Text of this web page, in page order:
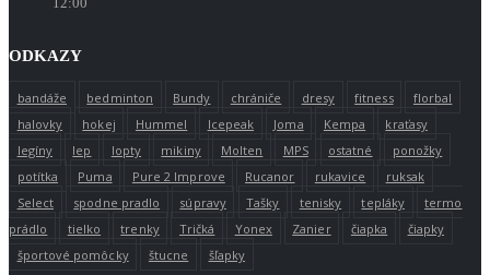
ODKAZY
bandáže bedminton Bundy chrániče dresy fitness
florbal
halovky
hokej Hummel Icepeak Joma Kempa
kraťasy
legíny
lep lopty mikiny Molten MPS ostatné
ponožky
potítka
Puma Pure 2 Improve Rucanor rukavice
ruksak
Select
spodne pradlo súpravy Tašky tenisky tepláky
termo
prádlo
tielko trenky Tričká Yonex Zanier čiapka
čiapky
športové pomôcky
štucne šľapky